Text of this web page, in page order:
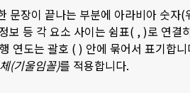
문장이 끝나는 부분에 아라비아 숫
보 등 각 요소 사이는 쉼표( , )로 연결
연도는 괄호 ( ) 안에 묶어서 표기합니
(기울임꼴)를 적용합니다.